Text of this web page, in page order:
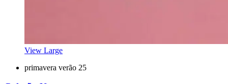
View Large
primavera verão 25